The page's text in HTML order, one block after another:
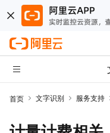
首页 文字识别 服务支持